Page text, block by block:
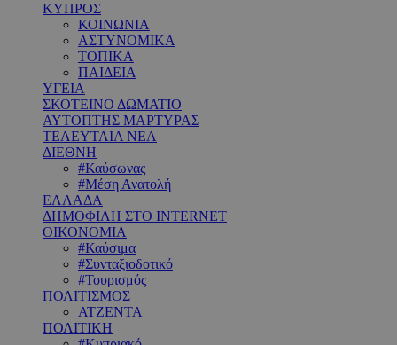
ΚΥΠΡΟΣ
ΚΟΙΝΩΝΙΑ
ΑΣΤΥΝΟΜΙΚΑ
ΤΟΠΙΚΑ
ΠΑΙΔΕΙΑ
ΥΓΕΙΑ
ΣΚΟΤΕΙΝΟ ΔΩΜΑΤΙΟ
ΑΥΤΟΠΤΗΣ ΜΑΡΤΥΡΑΣ
ΤΕΛΕΥΤΑΙΑ ΝΕΑ
ΔΙΕΘΝΗ
#Καύσωνας
#Μέση Ανατολή
ΕΛΛΑΔΑ
ΔΗΜΟΦΙΛΗ ΣΤΟ INTERNET
ΟΙΚΟΝΟΜΙΑ
#Καύσιμα
#Συνταξιοδοτικό
#Τουρισμός
ΠΟΛΙΤΙΣΜΟΣ
ΑΤΖΕΝΤΑ
ΠΟΛΙΤΙΚΗ